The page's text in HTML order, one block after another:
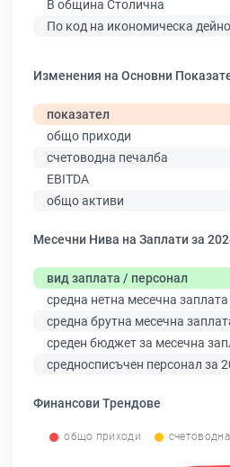
В община Столична
По код на икономическа
Изменения на Основни
показател
общо приходи
счетоводна печалба
EBITDA
общо активи
Месечни Нива на Заплати за
вид заплата / персонал
средна нетна месечна заплата
средна брутна месечна
среден бюджет за месечна
средносписъчен персонал за
Финансови Трендове
общо приходи